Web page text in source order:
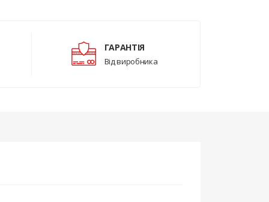
ГАРАНТІЯ
Від виробника